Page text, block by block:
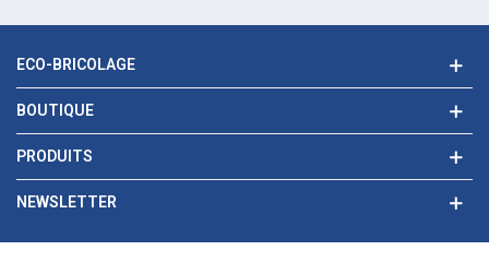
ECO-BRICOLAGE
BOUTIQUE
PRODUITS
NEWSLETTER